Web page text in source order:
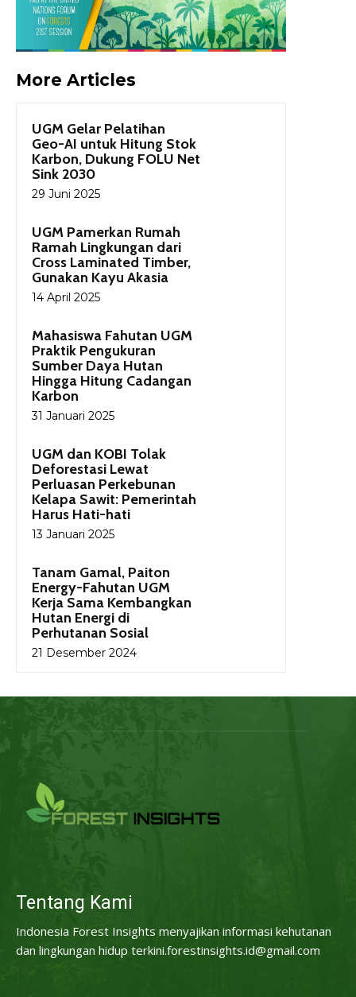
More Articles
UGM Gelar Pelatihan
Geo-AI untuk Hitung Stok
Karbon, Dukung FOLU Net
Sink 2030
29 Juni 2025
UGM Pamerkan Rumah
Ramah Lingkungan dari
Cross Laminated Timber,
Gunakan Kayu Akasia
14 April 2025
Mahasiswa Fahutan UGM
Praktik Pengukuran
Sumber Daya Hutan
Hingga Hitung Cadangan
Karbon
31 Januari 2025
UGM dan KOBI Tolak
Deforestasi Lewat
Perluasan Perkebunan
Kelapa Sawit: Pemerintah
Harus Hati-hati
13 Januari 2025
Tanam Gamal, Paiton
Energy-Fahutan UGM
Kerja Sama Kembangkan
Hutan Energi di
Perhutanan Sosial
21 Desember 2024
Tentang Kami
Indonesia Forest Insights menyajikan informasi kehutanan
dan lingkungan hidup terkini.forestinsights.id@gmail.com